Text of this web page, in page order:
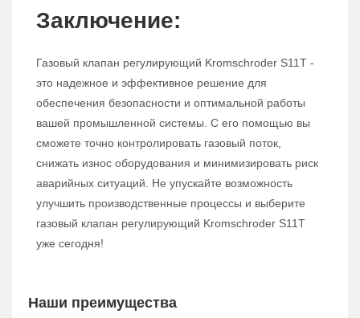
Заключение:
Газовый клапан регулирующий Kromschroder S11T -
это надежное и эффективное решение для
обеспечения безопасности и оптимальной работы
вашей промышленной системы. С его помощью вы
сможете точно контролировать газовый поток,
снижать износ оборудования и минимизировать риск
аварийных ситуаций. Не упускайте возможность
улучшить производственные процессы и выберите
газовый клапан регулирующий Kromschroder S11T
уже сегодня!
Наши преимущества